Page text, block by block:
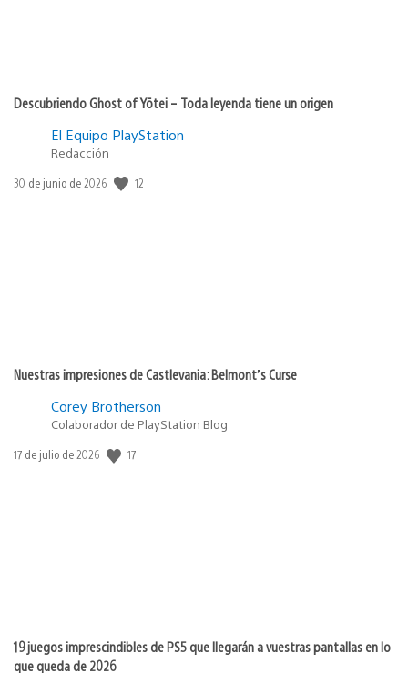
Descubriendo Ghost of Yōtei – Toda leyenda tiene un origen
El Equipo PlayStation
Redacción
Fecha
30 de junio de 2026 12
Nuestras impresiones de Castlevania: Belmont’s Curse
Corey Brotherson
Colaborador de PlayStation Blog
Fecha
17 de julio de 2026 17
19 juegos imprescindibles de PS5 que llegarán a vuestras pantallas en lo
que queda de 2026